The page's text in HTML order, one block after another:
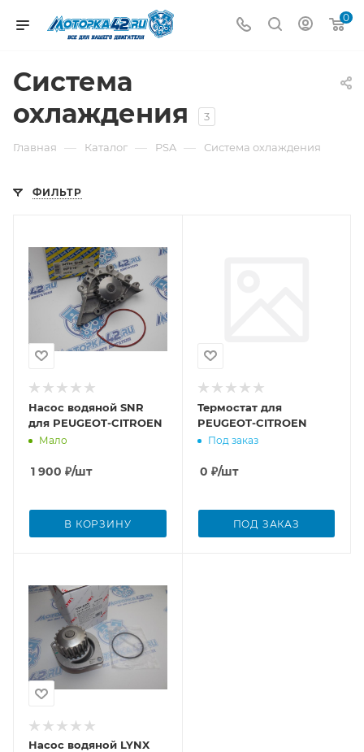
0
Система
охлаждения
3
Главная — Каталог — PSA — Система охлаждения
ФИЛЬТР
Насос водяной SNR
для PEUGEOT-CITROEN
Мало
1 900 ₽/шт
В КОРЗИНУ
Термостат для
PEUGEOT-CITROEN
Под заказ
0 ₽/шт
ПОД ЗАКАЗ
Насос водяной LYNX